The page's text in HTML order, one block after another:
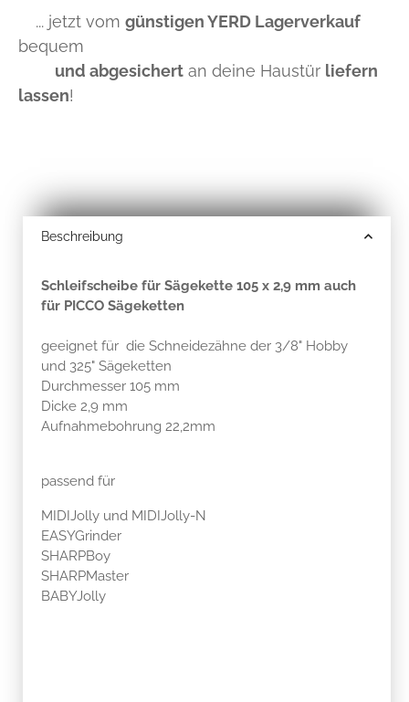
... jetzt vom günstigen YERD Lagerverkauf
bequem
und abgesichert an deine Haustür liefern
lassen!
Beschreibung
Schleifscheibe für Sägekette 105 x 2,9 mm auch
für PICCO Sägeketten
geeignet für die Schneidezähne der 3/8" Hobby
und 325" Sägeketten
Durchmesser 105 mm
Dicke 2,9 mm
Aufnahmebohrung 22,2mm
passend für
MIDIJolly und MIDIJolly-N
EASYGrinder
SHARPBoy
SHARPMaster
BABYJolly